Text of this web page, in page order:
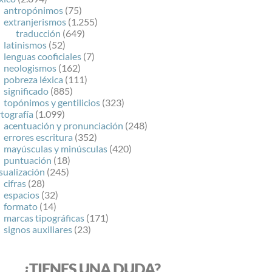
antropónimos (75)
extranjerismos (1.255)
traducción (649)
latinismos (52)
lenguas cooficiales (7)
neologismos (162)
pobreza léxica (111)
significado (885)
topónimos y gentilicios (323)
(1.099)
acentuación y pronunciación (248)
errores escritura (352)
mayúsculas y minúsculas (420)
puntuación (18)
(245)
cifras (28)
espacios (32)
formato (14)
marcas tipográficas (171)
signos auxiliares (23)
¿TIENES UNA DUDA?